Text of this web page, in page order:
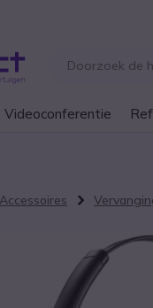
Videoconferentie
Accessoires